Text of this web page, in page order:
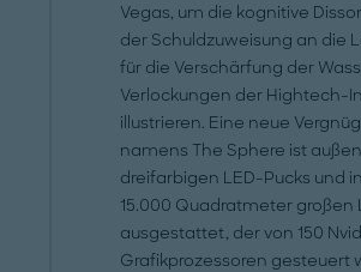
Vegas, um die kognitive
der Schuldzuweisung an die
für die Verschärfung der
Verlockungen der Hightech-
illustrieren. Eine neue
namens The Sphere ist
dreifarbigen LED-Pucks und
15.000 Quadratmeter großen
ausgestattet, der von 150
Grafikprozessoren gesteuert